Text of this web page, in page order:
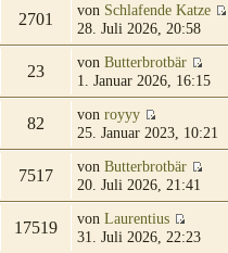
2701 von Schlafende Katze
28. Juli 2026, 20:58
23 von Butterbrotbär
1. Januar 2026, 16:15
82 von royyy
25. Januar 2023, 10:21
7517 von Butterbrotbär
20. Juli 2026, 21:41
17519 von Laurentius
31. Juli 2026, 22:23